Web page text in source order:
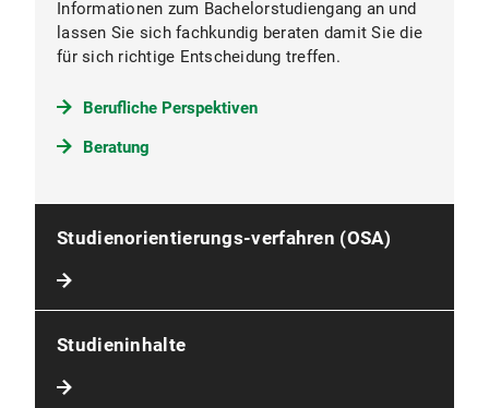
Informationen zum Bachelorstudiengang an und
lassen Sie sich fachkundig beraten damit Sie die
für sich richtige Entscheidung treffen.
Berufliche Perspektiven
Beratung
Studienorientierungs-verfahren (OSA)
Studieninhalte